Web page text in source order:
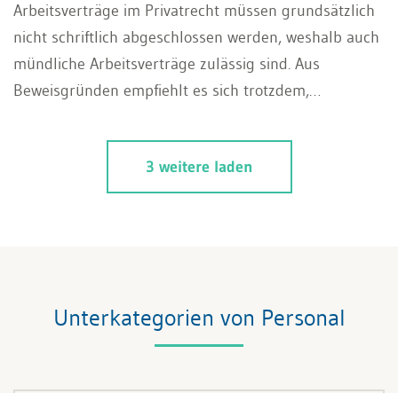
Arbeitsverträge im Privatrecht müssen grundsätzlich
nicht schriftlich abgeschlossen werden, weshalb auch
mündliche Arbeitsverträge zulässig sind. Aus
Beweisgründen empfiehlt es sich trotzdem,
beachten ist allerdings, dass es für gewisse Bereiche
Formvorschriften im Arbeitsrecht gibt, auf die
nachfolgend eingegangen wird.
3 weitere laden
Unterkategorien von Personal